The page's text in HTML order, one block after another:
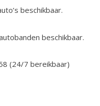
beschikbaar.
beschikbaar.
(24/7 bereikbaar)